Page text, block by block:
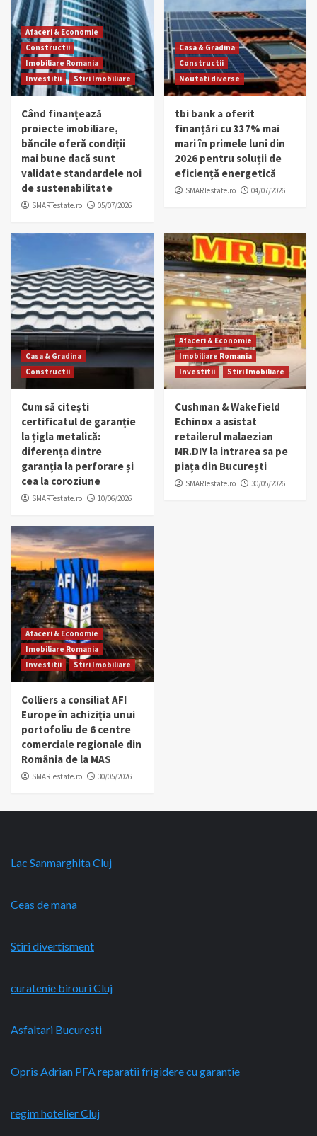
Afaceri & Economie
Constructii
Imobiliare Romania
Investitii
Stiri Imobiliare
Când finanțează
proiecte imobiliare,
băncile oferă condiții
mai bune dacă sunt
validate standardele noi
de sustenabilitate
SMARTestate.ro 05/07/2026
Casa & Gradina
Constructii
Noutati diverse
tbi bank a oferit
finanțări cu 337% mai
mari în primele luni din
2026 pentru soluții de
eficiență energetică
SMARTestate.ro 04/07/2026
Casa & Gradina
Constructii
Cum să citești
certificatul de garanție
la țigla metalică:
diferența dintre
garanția la perforare și
cea la coroziune
SMARTestate.ro 10/06/2026
Afaceri & Economie
Imobiliare Romania
Investitii
Stiri Imobiliare
Cushman & Wakefield
Echinox a asistat
retailerul malaezian
MR.DIY la intrarea sa pe
piața din București
SMARTestate.ro 30/05/2026
Afaceri & Economie
Imobiliare Romania
Investitii
Stiri Imobiliare
Colliers a consiliat AFI
Europe în achiziția unui
portofoliu de 6 centre
comerciale regionale din
România de la MAS
SMARTestate.ro 30/05/2026
Lac Sanmarghita Cluj
Ceas de mana
Stiri divertisment
curatenie birouri Cluj
Asfaltari Bucuresti
Opris Adrian PFA reparatii frigidere cu garantie
regim hotelier Cluj